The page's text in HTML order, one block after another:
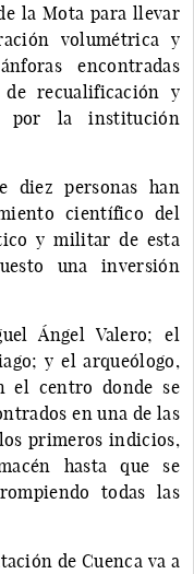
la Mota para llevar
volumétrica y
encontradas
recualificación y
por la institución
diez personas han
científico del
y militar de esta
una inversión
Ángel Valero; el
y el arqueólogo,
el centro donde se
en una de las
primeros indicios,
hasta que se
todas las
de Cuenca va a